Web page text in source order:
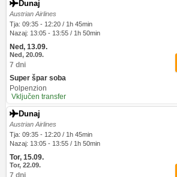
Dunaj
Austrian Airlines
Tja: 09:35 - 12:20 / 1h 45min
Nazaj: 13:05 - 13:55 / 1h 50min
Ned, 13.09.
Ned, 20.09.
7 dni
Super špar soba
Polpenzion
Vključen transfer
Dunaj
Austrian Airlines
Tja: 09:35 - 12:20 / 1h 45min
Nazaj: 13:05 - 13:55 / 1h 50min
Tor, 15.09.
Tor, 22.09.
7 dni